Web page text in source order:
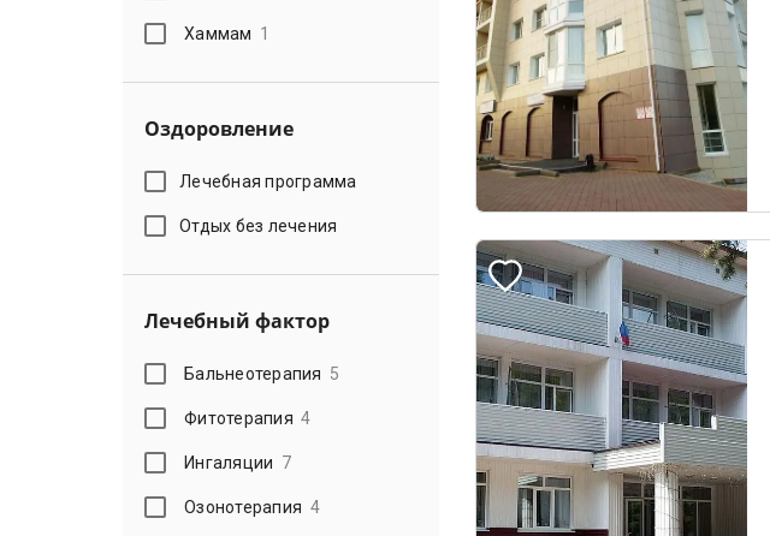
Хаммам 1
Оздоровление
Лечебная программа
Отдых без лечения
Лечебный фактор
Бальнеотерапия 5
Фитотерапия 4
Ингаляции 7
Озонотерапия 4